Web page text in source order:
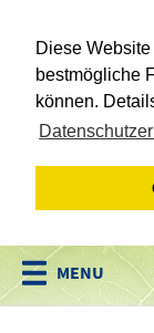
Diese
bestmögliche
können.